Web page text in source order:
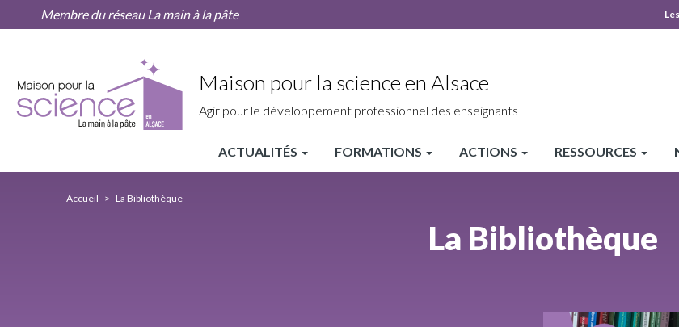
Bibliothèque
Membre du réseau La main à la pâte
Maison pour la science en Alsace
Agir pour le développement professionnel des enseignants
MPLS
ACTUALITÉS FORMATIONS ACTIONS RESSOURCES
Accueil La Bibliothèque
La Bibliothèque